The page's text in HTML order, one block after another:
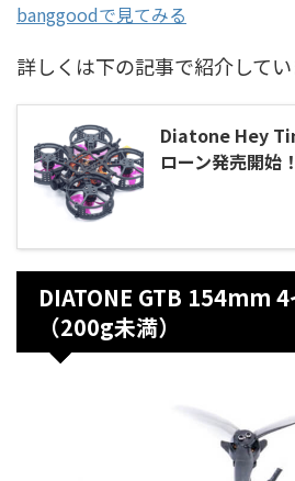
banggoodで見てみる
詳しくは下の記事で紹介して
Diatone Hey
ローン発売開始！
DIATONE GTB 154mm
（200g未満）